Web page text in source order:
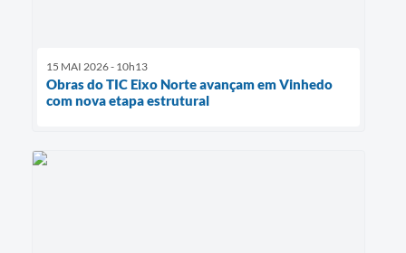
15 MAI 2026 - 10h13
Obras do TIC Eixo Norte avançam em Vinhedo
com nova etapa estrutural